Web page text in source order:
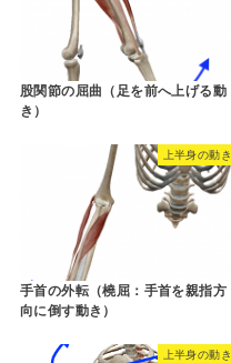
股関節の屈曲（足を前へ上げる動
き）
上半身の動き
手首の外転（橈屈：手首を親指方
向に倒す動き）
上半身の動き